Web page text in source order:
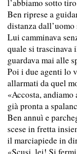
l’abbiamo sotto
Ben riprese a
distanza dall’uomo
Lui camminava
quale si trascinava
guardava mai alle
Poi i due agenti lo
allarmati da quel
«Accosta,
già pronta a
Ben annuì e
scese in fretta
il marciapiede in